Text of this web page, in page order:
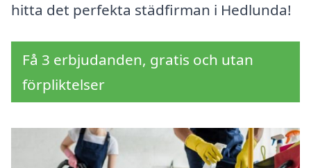
hitta det perfekta städfirman i Hedlunda!
Få 3 erbjudanden, gratis och utan
förpliktelser